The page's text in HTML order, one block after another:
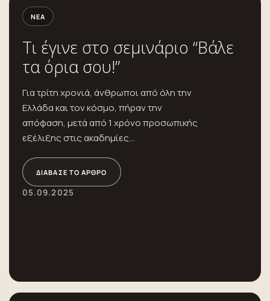
ΝΈΑ
Τι έγινε στο σεμινάριο “Βάλε
τα όρια σου!”
Για τρίτη χρονιά, άνθρωποι από όλη την
Ελλάδα και τον κόσμο, πήραν την
απόφαση, μετά από 1 χρόνο προσωπικής
εξέλιξης στις ακαδημίες...
ΔΙΆΒΑΣΕ ΤΟ ΆΡΘΡΟ
05.09.2025